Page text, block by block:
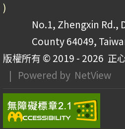
)
No.1, Zhengxin Rd.,
County 64049,
版權所有 © 2019 - 2026 正
| Powered by NetView